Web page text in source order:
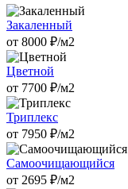
Закаленный
от 8000 ₽/м2
Цветной
от 7700 ₽/м2
Триплекс
от 7950 ₽/м2
Самоочищающийся
от 2695 ₽/м2